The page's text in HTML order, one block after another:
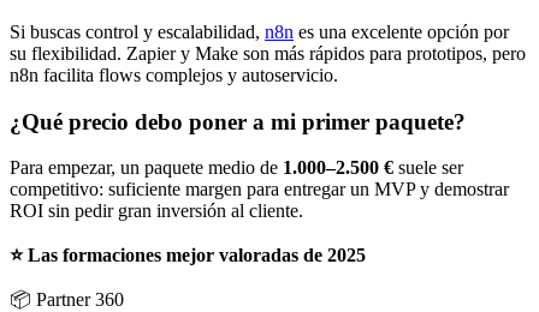
Si buscas control y escalabilidad, n8n es una excelente opción por
su flexibilidad. Zapier y Make son más rápidos para prototipos, pero
n8n facilita flows complejos y autoservicio.
¿Qué precio debo poner a mi primer paquete?
Para empezar, un paquete medio de 1.000–2.500 € suele ser
competitivo: suficiente margen para entregar un MVP y demostrar
ROI sin pedir gran inversión al cliente.
⭐ Las formaciones mejor valoradas de 2025
📦 Partner 360